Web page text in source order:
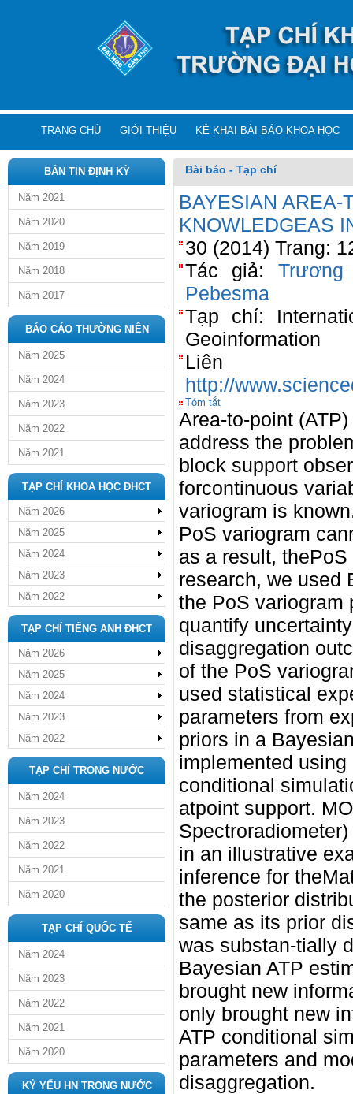
TRANG CHỦ GIỚI THIỆU KÊ KHAI BÀI BÁO KHOA HỌC
BẢN TIN ĐỊNH KỲ
Năm 2021
Năm 2020
Năm 2019
Năm 2018
Năm 2017
BÁO CÁO THƯỜNG NIÊN
Năm 2025
Năm 2024
Năm 2023
Năm 2022
Năm 2021
TẠP CHÍ KHOA HỌC ĐHCT
Năm 2026
Năm 2025
Năm 2024
Năm 2023
Năm 2022
TẠP CHÍ TIẾNG ANH ĐHCT
Năm 2026
Năm 2025
Năm 2024
Năm 2023
Năm 2022
TẠP CHÍ TRONG NƯỚC
Năm 2024
Năm 2023
Năm 2022
Năm 2021
Năm 2020
TẠP CHÍ QUỐC TẾ
Năm 2024
Năm 2023
Năm 2022
Năm 2021
Năm 2020
KỶ YẾU HN TRONG NƯỚC
Bài báo - Tạp chí
BAYESIAN AREA-
KNOWLEDGEAS
30 (2014) Trang:
Tác giả:
Pebesma
Tạp chí:
Geoinformation
http://
Tóm tắt
Area-to-point
address the
block support
forcontinuous
variogram is
PoS variogram
as a result,
research, we used
the PoS variogram
quantify
disaggregation
of the PoS
used statistical
parameters from
priors in a
implemented
conditional
atpoint support.
in an illustrative
inference for
the posterior
same as its prior
was substan-tially
Bayesian ATP
brought new
only brought new
ATP conditional
parameters and
disaggregation.